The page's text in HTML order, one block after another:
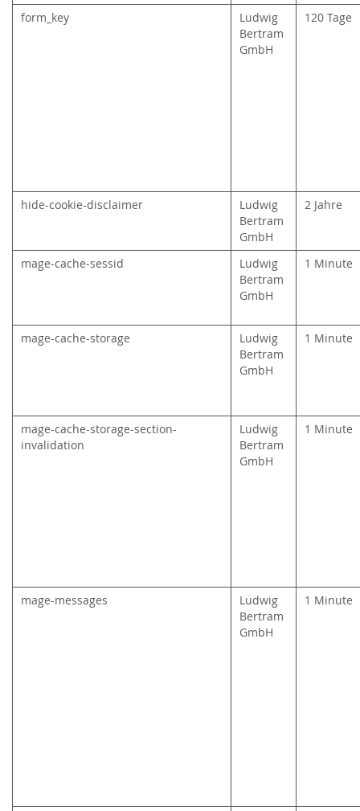
form_key
Ludwig
Bertram
GmbH
120 Tage
hide-cookie-disclaimer
Ludwig
Bertram
GmbH
2 Jahre
mage-cache-sessid
Ludwig
Bertram
GmbH
1 Minute
mage-cache-storage
Ludwig
Bertram
GmbH
1 Minute
mage-cache-storage-section-
invalidation
Ludwig
Bertram
GmbH
1 Minute
mage-messages
Ludwig
Bertram
GmbH
1 Minute